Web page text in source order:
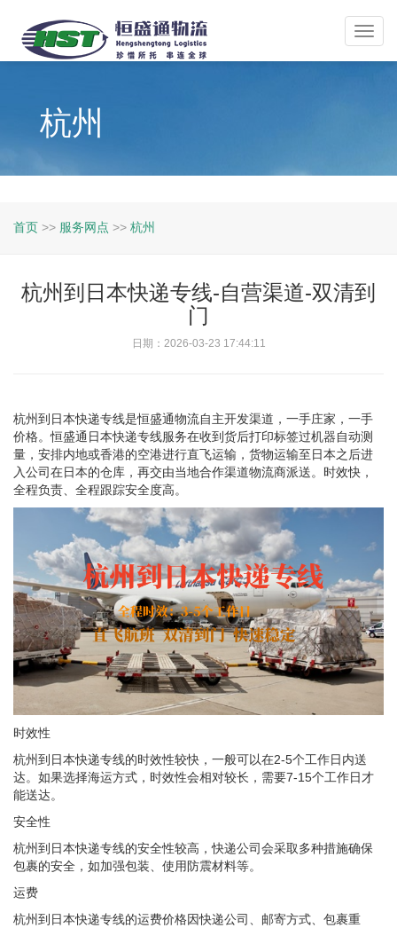
杭州
首页 >> 服务网点 >> 杭州
杭州到日本快递专线-自营渠道-双清到
门
日期：2026-03-23 17:44:11
杭州到日本快递专线是恒盛通物流自主开发渠道，一手庄家，一手
价格。恒盛通日本快递专线服务在收到货后打印标签过机器自动测
量，安排内地或香港的空港进行直飞运输，货物运输至日本之后进
入公司在日本的仓库，再交由当地合作渠道物流商派送。时效快，
全程负责、全程跟踪安全度高。
时效性
杭州到日本快递专线的时效性较快，一般可以在2-5个工作日内送
达。如果选择海运方式，时效性会相对较长，需要7-15个工作日才
能送达。
安全性
杭州到日本快递专线的安全性较高，快递公司会采取多种措施确保
包裹的安全，如加强包装、使用防震材料等。
运费
杭州到日本快递专线的运费价格因快递公司、邮寄方式、包裹重